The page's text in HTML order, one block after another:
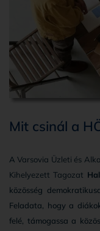
Mit csinál a
AVarsovia Üzleti és
Kihelyezett Tagozat
közösség
Feladata, hogy a
felé, támogassa a